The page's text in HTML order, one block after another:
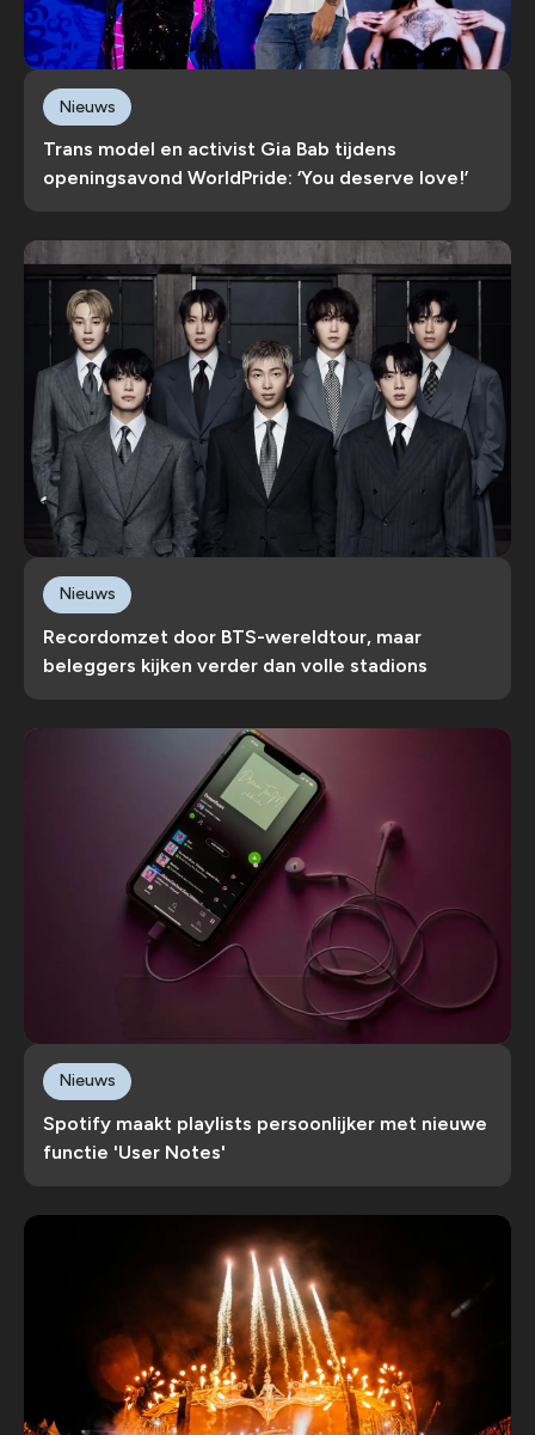
Trans model en activist Gia Bab tijdens
openingsavond WorldPride: ‘You deserve love!’
Nieuws
Recordomzet door BTS-wereldtour, maar
beleggers kijken verder dan volle stadions
Nieuws
Spotify maakt playlists persoonlijker met nieuwe
functie 'User Notes'
Nieuws